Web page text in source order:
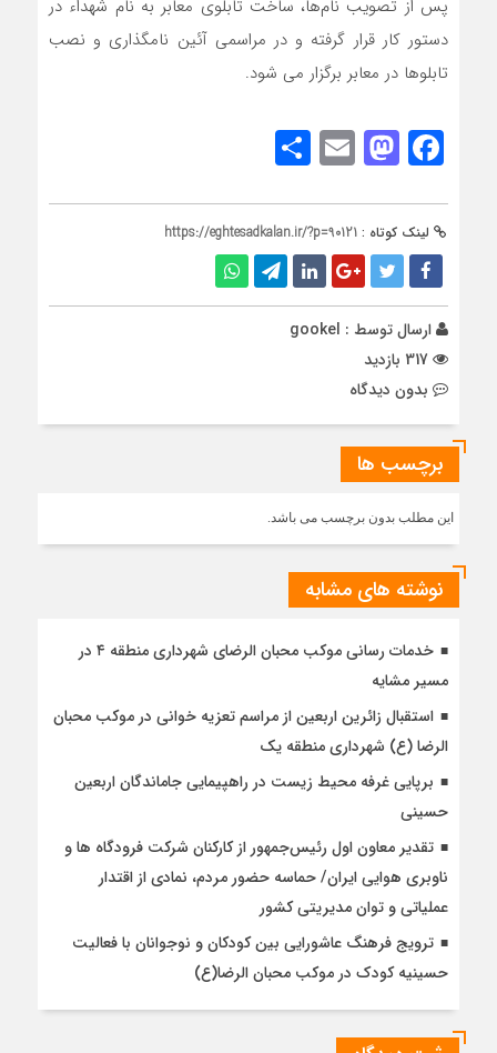
پس از تصویب نام‌ها، ساخت تابلوی معابر به نام شهداء در
دستور کار قرار گرفته و در مراسمی آئین نامگذاری و نصب
تابلوها در معابر برگزار می ‌شود.
Facebook
Mastodon
Email
لینک کوتاه : https://eghtesadkalan.ir/?p=90121
ارسال توسط : gookel
بدون دیدگاه
برچسب ها
این مطلب بدون برچسب می باشد.
نوشته های مشابه
خدمات رسانی موکب محبان الرضای شهرداری منطقه ۴ در
مسیر مشایه
استقبال زائرین اربعین از مراسم تعزیه خوانی در موکب محبان
الرضا (ع) شهرداری منطقه یک
برپایی غرفه محیط زیست در راهپیمایی جاماندگان اربعین
حسینی
تقدیر معاون اول رئیس‌جمهور از کارکنان شرکت فرودگاه ها و
ناوبری هوایی ایران/ حماسه حضور مردم، نمادی از اقتدار
عملیاتی و توان مدیریتی کشور
ترویج فرهنگ عاشورایی بین کودکان و نوجوانان با فعالیت
حسینیه کودک در موکب محبان الرضا(ع)